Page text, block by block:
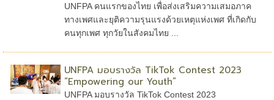
UNFPA คนแรกของไทย เพื่อส่งเสริมความเสมอภาค
ทางเพศและยุติความรุนแรงด้วยเหตุแห่งเพศ ที่เกิดกับ
คนทุกเพศ ทุกวัยในสังคมไทย ...
UNFPA มอบรางวัล TikTok Contest 2023
“Empowering our Youth”
UNFPA มอบรางวัล TikTok Contest 2023